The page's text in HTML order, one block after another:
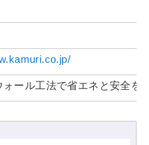
ォール工法で省エネと安全を